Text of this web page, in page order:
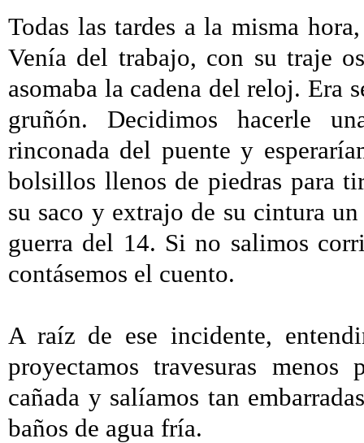
Todas las tardes a la misma
Venía del trabajo, con su traje
asomaba la cadena del reloj. Era
gruñón. Decidimos hacerle
rinconada del puente y
bolsillos llenos de piedras para
su saco y extrajo de su cintura
guerra del 14. Si no salimos
contásemos el cuento.
A raíz de ese incidente,
proyectamos travesuras
cañada y salíamos tan
baños de agua fría.